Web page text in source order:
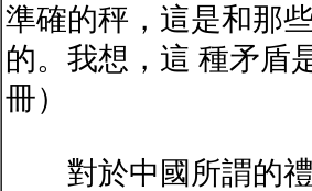
準確的秤，這是和那
的。我想，這 種矛盾
冊）
對於中國所謂的禮